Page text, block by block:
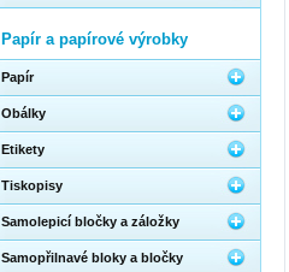
Papír a papírové výrobky
Papír
Obálky
Etikety
Tiskopisy
Samolepicí bločky a záložky
Samopřilnavé bloky a bločky